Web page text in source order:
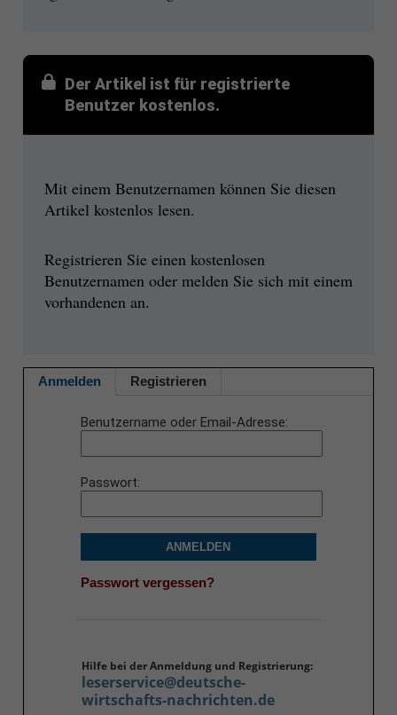
Der Artikel ist für registrierte
Benutzer kostenlos.
Mit einem Benutzernamen können Sie diesen
Artikel kostenlos lesen.
Registrieren Sie einen kostenlosen
Benutzernamen oder melden Sie sich mit einem
vorhandenen an.
Anmelden Registrieren
Benutzername oder Email-Adresse
Passwort
ANMELDEN
Passwort vergessen?
Hilfe bei der Anmeldung und Registrierung:
leserservice@deutsche-
wirtschafts-nachrichten.de